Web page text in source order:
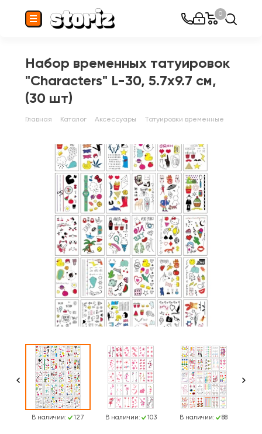
0
Набор временных татуировок
"Characters" L-30, 5.7x9.7 см,
(30 шт)
Главная Каталог Аксессуары Татуировки временные
В наличии: 127 В наличии: 103 В наличии: 88